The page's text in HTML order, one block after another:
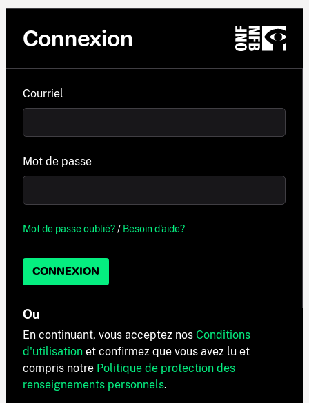
Connexion
Courriel
Mot de passe
Mot de passe oublié?/ Besoin d'aide?
CONNEXION
Ou
En continuant, vous acceptez nos Conditions
d'utilisation et confirmez que vous avez lu et
compris notre Politique de protection des
renseignements personnels.